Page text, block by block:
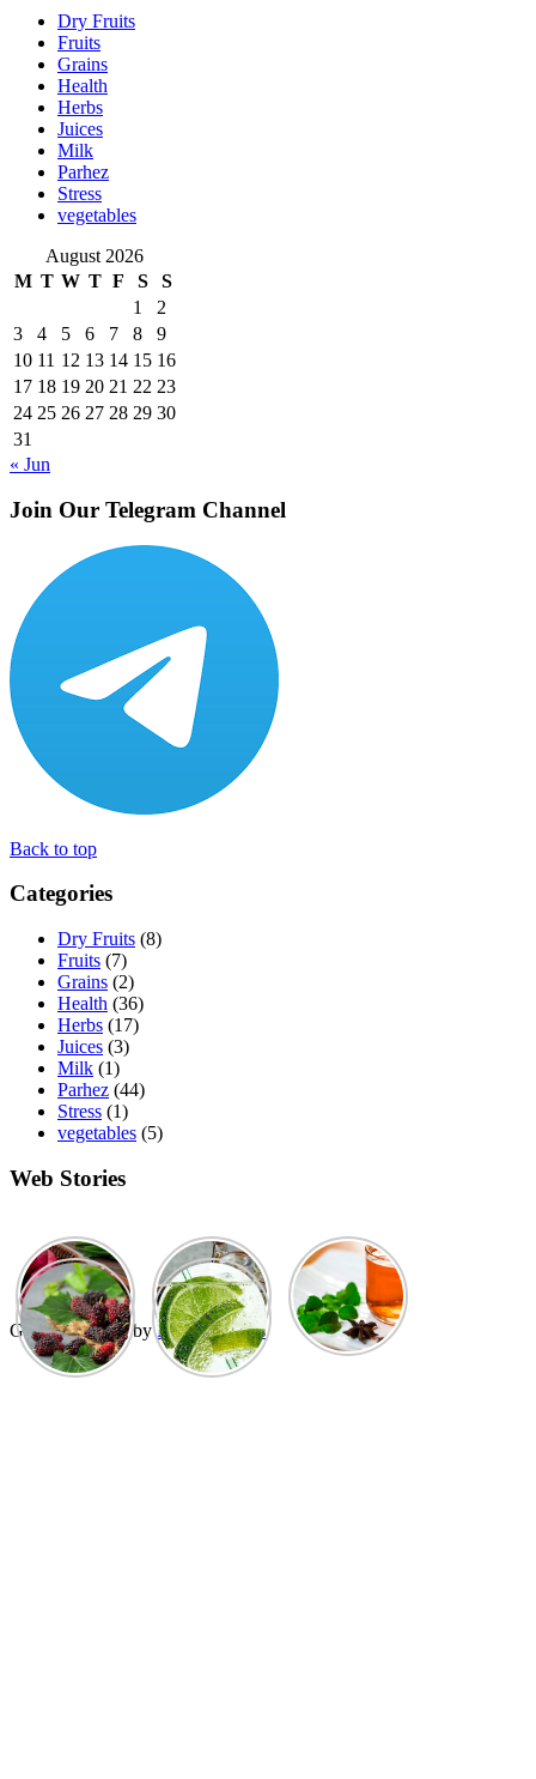
Dry Fruits
Fruits
Grains
Health
Herbs
Juices
Milk
Parhez
Stress
vegetables
August 2026
M T W T F S
S
1
2
3
4 5 6 7 8
9
10 11 12 13 14 15 16
17 18 19 20 21 22 23
24 25 26 27 28 29 30
31
« Jun
Join Our Telegram Channel
Back to top
Categories
Dry Fruits (8)
Fruits (7)
Grains (2)
Health (36)
Herbs (17)
Juices (3)
Milk (1)
Parhez (44)
Stress (1)
vegetables (5)
Web Stories
GuCherry Blog byEverestthemes